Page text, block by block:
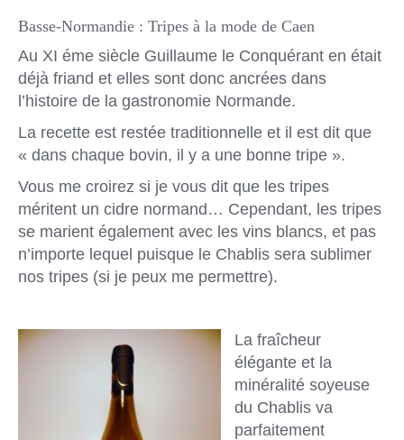
Basse-Normandie : Tripes à la mode de Caen
Au XI éme siècle Guillaume le Conquérant en était
déjà friand et elles sont donc ancrées dans
l’histoire de la gastronomie Normande.
La recette est restée traditionnelle et il est dit que
« dans chaque bovin, il y a une bonne tripe ».
Vous me croirez si je vous dit que les tripes
méritent un cidre normand… Cependant, les tripes
se marient également avec les vins blancs, et pas
n’importe lequel puisque le Chablis sera sublimer
nos tripes (si je peux me permettre).
La fraîcheur
élégante et la
minéralité soyeuse
du Chablis va
parfaitement